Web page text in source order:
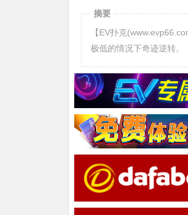
摘要
【EV扑克
极低的情况下奇迹逆转。